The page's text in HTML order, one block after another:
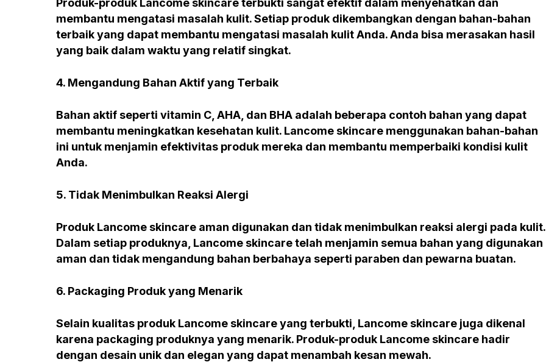
Produk-produk Lancome skincare terbukti sangat efektif dalam menyehatkan dan
membantu mengatasi masalah kulit. Setiap produk dikembangkan dengan bahan-bahan
terbaik yang dapat membantu mengatasi masalah kulit Anda. Anda bisa merasakan hasil
yang baik dalam waktu yang relatif singkat.
4. Mengandung Bahan Aktif yang Terbaik
Bahan aktif seperti vitamin C, AHA, dan BHA adalah beberapa contoh bahan yang dapat
membantu meningkatkan kesehatan kulit. Lancome skincare menggunakan bahan-bahan
ini untuk menjamin efektivitas produk mereka dan membantu memperbaiki kondisi kulit
Anda.
5. Tidak Menimbulkan Reaksi Alergi
Produk Lancome skincare aman digunakan dan tidak menimbulkan reaksi alergi pada kulit.
Dalam setiap produknya, Lancome skincare telah menjamin semua bahan yang digunakan
aman dan tidak mengandung bahan berbahaya seperti paraben dan pewarna buatan.
6. Packaging Produk yang Menarik
Selain kualitas produk Lancome skincare yang terbukti, Lancome skincare juga dikenal
karena packaging produknya yang menarik. Produk-produk Lancome skincare hadir
dengan desain unik dan elegan yang dapat menambah kesan mewah.